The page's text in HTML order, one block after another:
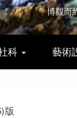
博觀而
科 藝術
版